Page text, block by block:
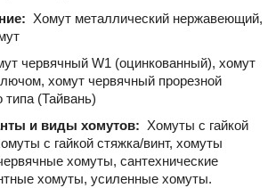
Хомут металлический нержавеющий,
червячный W1 (оцинкованный), хомут
хомут червячный прорезной
типа (Тайвань)
и виды хомутов: Хомуты с гайкой
с гайкой стяжка/винт, хомуты
хомуты, сантехнические
хомуты, усиленные хомуты.